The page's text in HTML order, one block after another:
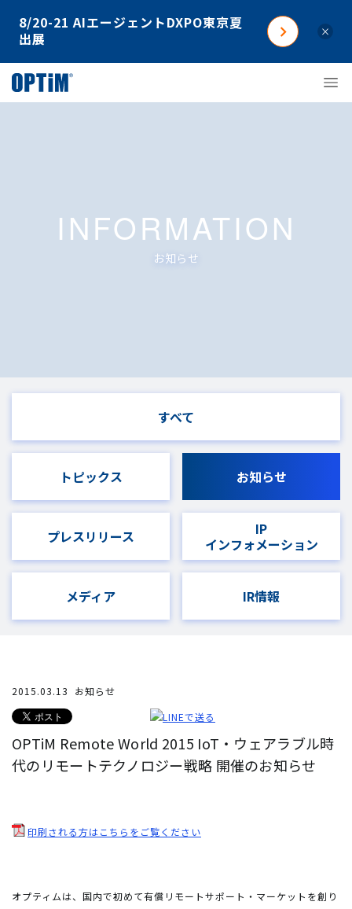
8/20-21 AIエージェントDXPO東京夏
出展
×
INFORMATION
お知らせ
すべて
トピックス お知らせ
プレスリリース
IP
インフォメーション
メディア IR情報
2015.03.13 お知らせ
OPTiM Remote World 2015 IoT・ウェアラブル時
代のリモートテクノロジー戦略 開催のお知らせ
印刷される方はこちらをご覧ください
オプティムは、国内で初めて有償リモートサポート・マーケットを創り